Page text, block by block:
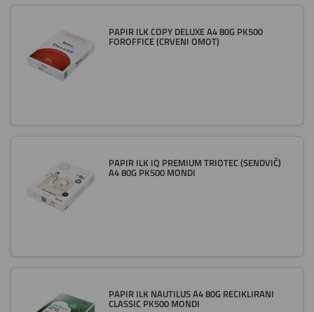
PAPIR ILK COPY DELUXE A4 80G PK500
FOROFFICE (CRVENI OMOT)
PAPIR ILK IQ PREMIUM TRIOTEC (SENDVIČ)
A4 80G PK500 MONDI
PAPIR ILK NAUTILUS A4 80G RECIKLIRANI
CLASSIC PK500 MONDI